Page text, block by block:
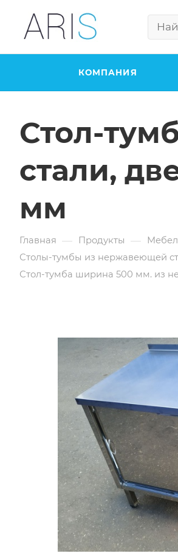
КОМПАНИЯ
Стол-
стали,
мм
Главная — Продукты —
Столы-тумбы из нержавеющей
Стол-тумба ширина 500 мм. из